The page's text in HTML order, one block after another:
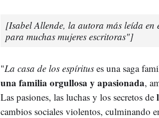
[Isabel Allende, la autora más leída
para muchas mujeres escritoras"]
"La casa de los espíritus es una saga
una familia orgullosa y apasionada,
Las pasiones, las luchas y los secretos de
cambios sociales violentos, culminando